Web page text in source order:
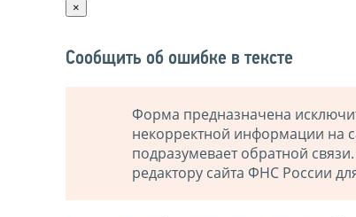
×
Сообщить об ошибке в тексте
Форма предназначена
некорректной информации на
подразумевает обратной
редактору сайта ФНС России